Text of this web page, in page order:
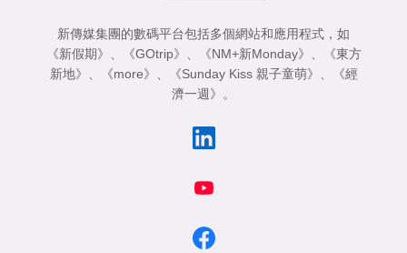
新傳媒集團的數碼平台包括多個網站和應用程式，如
《新假期》 、 《GOtrip》 、 《NM+新Monday》 、
《東方
新地》 、 《more》 、 《Sunday Kiss 親子童萌》 、
《經
濟一週》 。